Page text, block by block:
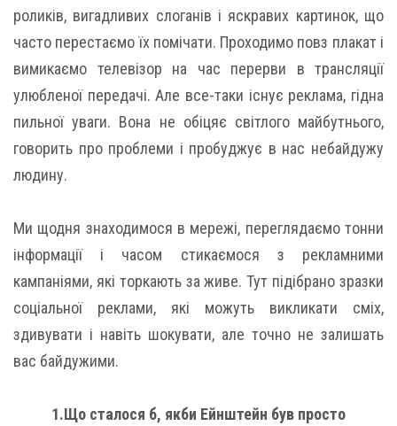
роликів, вигадливих слоганів і яскравих картинок, що
часто перестаємо їх помічати. Проходимо повз плакат і
вимикаємо телевізор на час перерви в трансляції
улюбленої передачі. Але все-таки існує реклама, гідна
пильної уваги. Вона не обіцяє світлого майбутнього,
говорить про проблеми і пробуджує в нас небайдужу
людину.
Ми щодня знаходимося в мережі, переглядаємо тонни
інформації і часом стикаємося з рекламними
кампаніями, які торкають за живе. Тут підібрано зразки
соціальної реклами, які можуть викликати сміх,
здивувати і навіть шокувати, але точно не залишать
вас байдужими.
1.Що сталося б, якби Ейнштейн був просто